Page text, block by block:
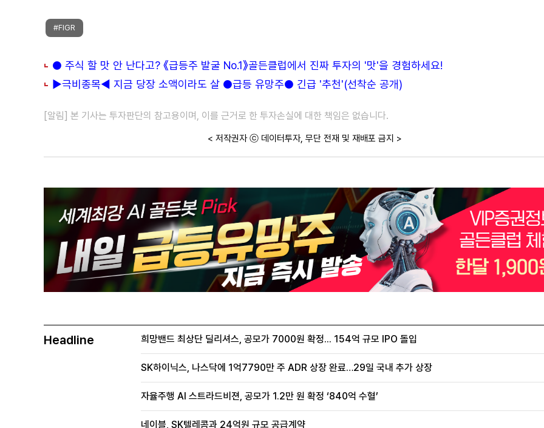
#FIGR
● 주식 할 맛 안 난다고? 《급등주 발굴 No.1》골든클럽에서 진짜 투자의 '맛'을 경험하세요!
▶극비종목◀ 지금 당장 소액이라도 살 ●급등 유망주● 긴급 '추천'(선착순 공개)
[알림] 본 기사는 투자판단의 참고용이며, 이를 근거로 한 투자손실에 대한 책임은 없습니다.
< 저작권자 ⓒ 데이터투자, 무단 전재 및 재배포 금지 >
Headline 희망밴드 최상단 딜리셔스, 공모가 7000원 확정... 154억 규모 IPO 돌입
SK하이닉스, 나스닥에 1억7790만 주 ADR 상장 완료…29일 국내 추가 상장
자율주행 AI 스트라드비젼, 공모가 1.2만 원 확정 ‘840억 수혈’
네이블, SK텔레콤과 24억원 규모 공급계약